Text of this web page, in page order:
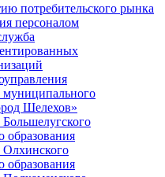
потребительского рынка
персоналом
Шелехов»
образования
образования